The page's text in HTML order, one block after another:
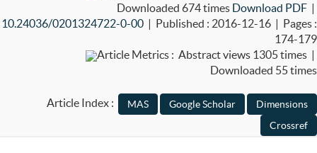
Downloaded 674 times Download PDF
10.24036/0201324722-0-00 | Published : 2016-12-16 | Pages :
174-179
Article Metrics : Abstract views 1305 times |
Downloaded 55 times
Article Index :